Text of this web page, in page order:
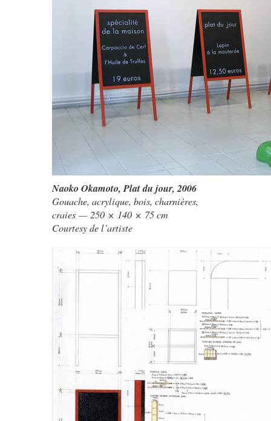
Naoko Okamoto,Plat du jour, 2006
Gouache, acrylique, bois, charnières,
craies — 250 × 140 × 75 cm
Courtesy de l’artiste